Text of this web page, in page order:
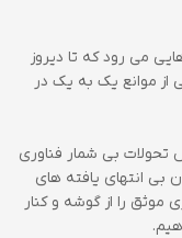
می رود که تا دیروز
از موانع یک به یک در
تحولات بی شمار فناوری
بی انتهای یافته های
موثق را از گوشه و کنار